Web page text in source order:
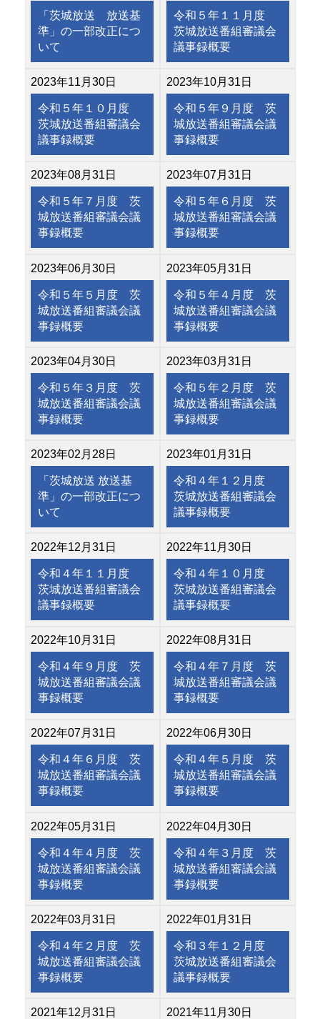
「茨城放送 放送基
準」の一部改正につ
いて
令和５年１１月度
茨城放送番組審議会
議事録概要
2023年11月30日
令和５年１０月度
茨城放送番組審議会
議事録概要
2023年10月31日
令和５年９月度 茨
城放送番組審議会議
事録概要
2023年08月31日
令和５年７月度 茨
城放送番組審議会議
事録概要
2023年07月31日
令和５年６月度 茨
城放送番組審議会議
事録概要
2023年06月30日
令和５年５月度 茨
城放送番組審議会議
事録概要
2023年05月31日
令和５年４月度 茨
城放送番組審議会議
事録概要
2023年04月30日
令和５年３月度 茨
城放送番組審議会議
事録概要
2023年03月31日
令和５年２月度 茨
城放送番組審議会議
事録概要
2023年02月28日
「茨城放送 放送基
準」の一部改正につ
いて
2023年01月31日
令和４年１２月度
茨城放送番組審議会
議事録概要
2022年12月31日
令和４年１１月度
茨城放送番組審議会
議事録概要
2022年11月30日
令和４年１０月度
茨城放送番組審議会
議事録概要
2022年10月31日
令和４年９月度 茨
城放送番組審議会議
事録概要
2022年08月31日
令和４年７月度 茨
城放送番組審議会議
事録概要
2022年07月31日
令和４年６月度 茨
城放送番組審議会議
事録概要
2022年06月30日
令和４年５月度 茨
城放送番組審議会議
事録概要
2022年05月31日
令和４年４月度 茨
城放送番組審議会議
事録概要
2022年04月30日
令和４年３月度 茨
城放送番組審議会議
事録概要
2022年03月31日
令和４年２月度 茨
城放送番組審議会議
事録概要
2022年01月31日
令和３年１２月度
茨城放送番組審議会
議事録概要
2021年12月31日 2021年11月30日